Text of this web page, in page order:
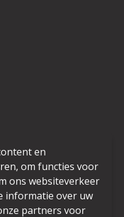
en
om functies voor
ons websiteverkeer
informatie over uw
partners voor